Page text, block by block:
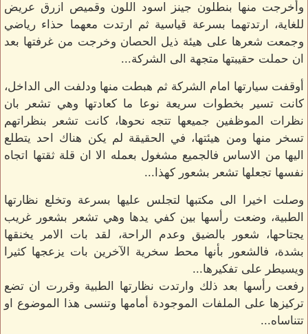
وأخرجت منها بنطلون جينز اسود اللون وقميص ازرق عريض
للغاية، ارتدتهما بسرعة قياسية ثم ارتدت معهما حذاء رياضي
وجمعت شعرها على هيئة ذيل الحصان وخرجت من غرفتها بعد
ان حملت حقيبتها متجهة الى الشركة...
أوقفت سيارتها امام الشركة ثم هبطت منها ودلفت الى الداخل،
كانت تسير بخطوات سريعة نوعا ما كعادتها وهي تشعر بان
نظرات الموظفين جميعها تتجه نحوها، كانت تشعر بنظراتهم
تسخر منها ومن هيئتها، في الحقيقة لم يكن هناك احد يتطلع
اليها من الاساس فالجميع مشغول بعمله الا ان قلة ثقتها اتجاه
نفسها تجعلها تشعر بشعور كهذا...
وصلت اخيرا الى مكتبها لتجلس عليها بسرعة وتخلع نظارتها
الطبية، وضعت رأسها بين كفي يدها وهي تشعر بشعور غريب
يجتاحها، شعور بالضيق وعدم الراحة، لقد بات الامر يخنقها
بشدة، فالشعور بأنها محط سخرية الآخرين بات يزعجها كثيرا
ويسيطر على تفكيرها...
رفعت رأسها بعد ذلك وارتدت نظارتها الطبية وقررت ان تضع
تركيزها على الملفات الموجودة أمامها وتنسى هذا الموضوع او
تتناساه...